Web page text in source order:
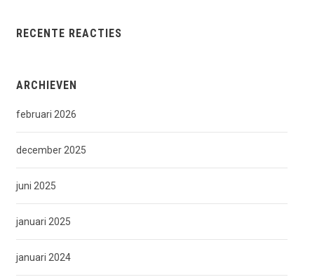
RECENTE REACTIES
ARCHIEVEN
februari 2026
december 2025
juni 2025
januari 2025
januari 2024